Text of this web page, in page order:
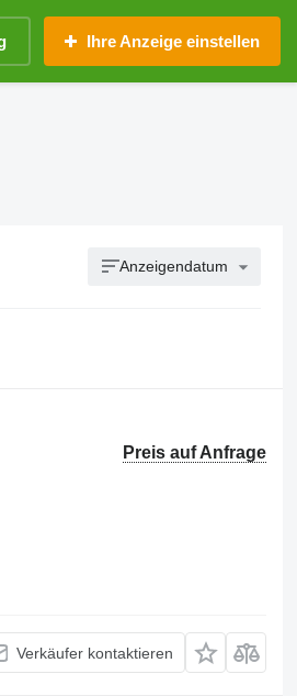
Ihre Anzeige einstellen
Anzeigendatum
Preis auf Anfrage
Verkäufer kontaktieren